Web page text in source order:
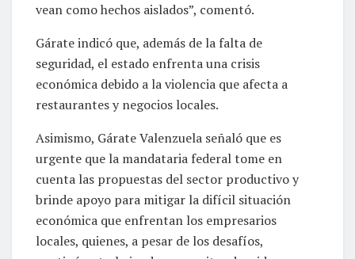
vean como hechos aislados”, comentó.
Gárate indicó que, además de la falta de
seguridad, el estado enfrenta una crisis
económica debido a la violencia que afecta a
restaurantes y negocios locales.
Asimismo, Gárate Valenzuela señaló que es
urgente que la mandataria federal tome en
cuenta las propuestas del sector productivo y
brinde apoyo para mitigar la difícil situación
económica que enfrentan los empresarios
locales, quienes, a pesar de los desafíos,